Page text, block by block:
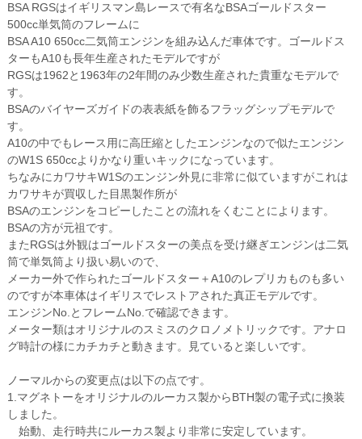
BSA RGSはイギリスマン島レースで有名なBSAゴールドスター
500cc単気筒のフレームに
BSA A10 650cc二気筒エンジンを組み込んだ車体です。ゴールドス
ターもA10も長年生産されたモデルですが
RGSは1962と1963年の2年間のみ少数生産された貴重なモデルで
す。
BSAのバイヤーズガイドの表表紙を飾るフラッグシップモデルで
す。
A10の中でもレース用に高圧縮としたエンジンなので似たエンジン
のW1S 650ccよりかなり重いキックになっています。
ちなみにカワサキW1Sのエンジン外見に非常に似ていますがこれは
カワサキが買収した目黒製作所が
BSAのエンジンをコピーしたことの流れをくむことによります。
BSAの方が元祖です。
またRGSは外観はゴールドスターの美点を受け継ぎエンジンは二気
筒で単気筒より扱い易いので、
メーカー外で作られたゴールドスター＋A10のレプリカものも多い
のですが本車体はイギリスでレストアされた真正モデルです。
エンジンNo.とフレームNo.で確認できます。
メーター類はオリジナルのスミスのクロノメトリックです。アナロ
グ時計の様にカチカチと動きます。見ていると楽しいです。
ノーマルからの変更点は以下の点です。
1.マグネトーをオリジナルのルーカス製からBTH製の電子式に換装
しました。
始動、走行時共にルーカス製より非常に安定しています。